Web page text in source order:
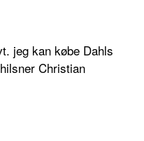
jeg kan købe Dahls
Christian